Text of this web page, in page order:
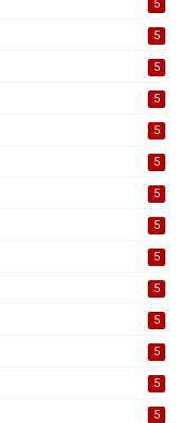
5
5
5
5
5
5
5
5
5
5
5
5
5
5